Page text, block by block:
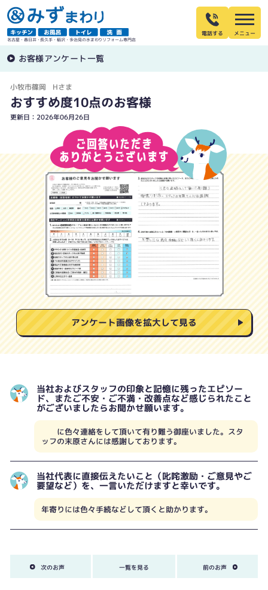
名古屋・春日井・長久手・稲沢・多治見の水まわりリフォーム専門店
電話する
お客様アンケート一覧
小牧市篠岡 Hさま
おすすめ度10点のお客様
更新日：2026年06月26日
アンケート画像を拡大して見る
当社およびスタッフの印象と記憶に残ったエピソー
ド、またご不安・ご不満・改善点など感じられたこと
がございましたらお聞かせ願います。
に色々連絡をして頂いて有り難う御座いました。スタ
ッフの末原さんには感謝しております。
当社代表に直接伝えたいこと（叱咤激励・ご意見やご
要望など）を、一言いただけますと幸いです。
年寄りには色々手続などして頂くと助かります。
次のお声 一覧を見る 前のお声